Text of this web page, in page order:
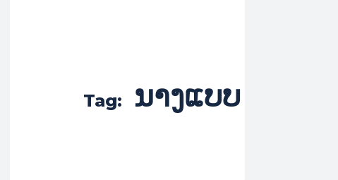
Tag: ນາງແບບ